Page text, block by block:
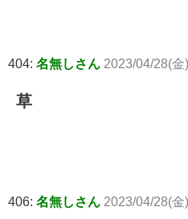
404: 名無しさん 2023/04/28(
草
406: 名無しさん 2023/04/28(